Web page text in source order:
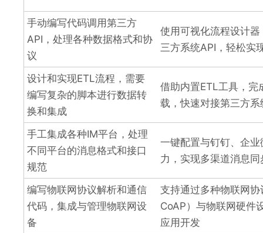
手动编写代码调用第三方
API，处理各种数据格式和协
议
使用可视化流程设计
三方系统API，轻松实
设计和实现ETL流程，需要
编写复杂的脚本进行数据转
换和集成
借助内置ETL工具，完
载，快速对接第三方系
手工集成各种IM平台，处理
不同平台的消息格式和接口
规范
一键配置与钉钉、企
力，实现多渠道消息同
编写物联网协议解析和通信
代码，集成与管理物联网设
备
支持通过多种物联网
CoAP）与物联网硬件
应用开发